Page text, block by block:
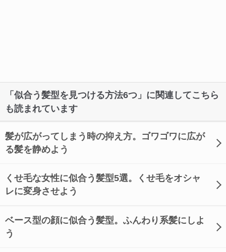
「似合う髪型を見つける方法6つ」に関連してこちら
も読まれています
髪が広がってしまう時の抑え方。ゴワゴワに広が
る髪を静めよう
くせ毛な女性に似合う髪型5選。くせ毛をオシャ
レに変身させよう
ベース型の顔に似合う髪型。ふんわり系髪にしよ
う